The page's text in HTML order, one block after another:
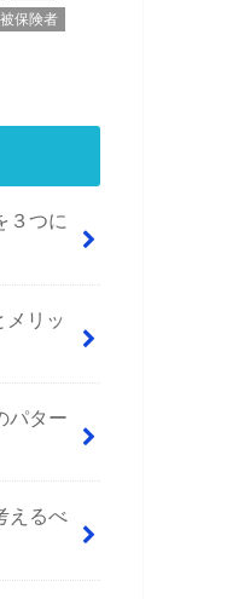
被保険者
３つに
リッ
パター
えるべ